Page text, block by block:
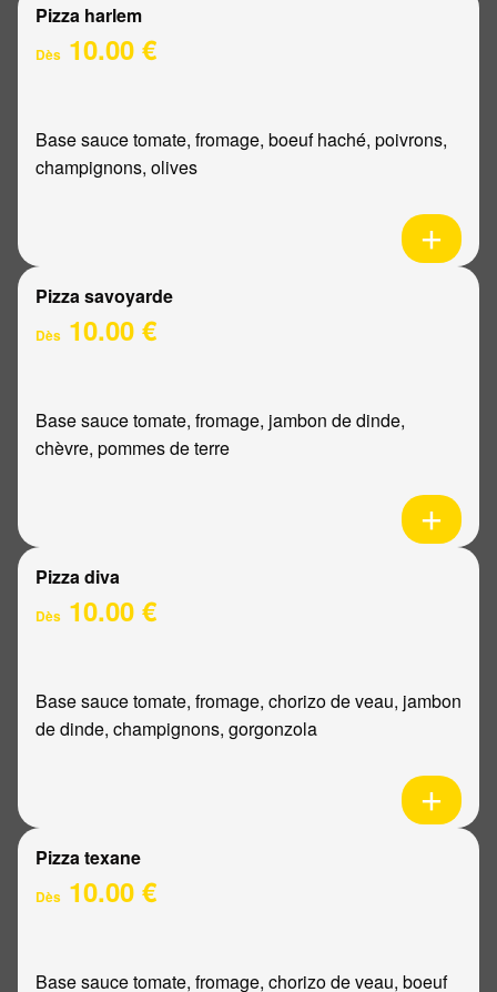
Pizza harlem
Dès 10.00 €
Base sauce tomate, fromage, boeuf haché, poivrons,
champignons, olives
Pizza savoyarde
Dès 10.00 €
Base sauce tomate, fromage, jambon de dinde,
chèvre, pommes de terre
Pizza diva
Dès 10.00 €
Base sauce tomate, fromage, chorizo de veau, jambon
de dinde, champignons, gorgonzola
Pizza texane
Dès 10.00 €
Base sauce tomate, fromage, chorizo de veau, boeuf